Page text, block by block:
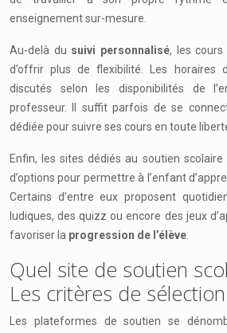
enseignement sur-mesure.
Au-delà du suivi personnalisé, les cours
d’offrir plus de flexibilité. Les horaires
discutés selon les disponibilités de
professeur. Il suffit parfois de se
dédiée pour suivre ses cours en toute
Enfin, les sites dédiés au soutien
d’options pour permettre à l’enfant
Certains d’entre eux proposent
ludiques, des quizz ou encore des jeux
favoriser la progression de l’élève
Quel site de soutien
Les critères de sélection
Les plateformes de soutien se